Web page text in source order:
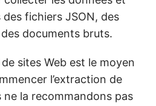
fichiers JSON, des
documents bruts.
sites Web est le moyen
l’extraction de
ne la recommandons pas